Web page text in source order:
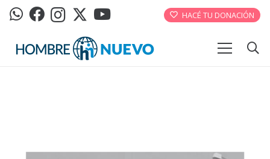
HACÉ TU DONACIÓN